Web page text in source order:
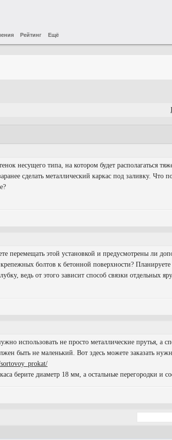
Рейтинг Ещё
несущего типа, на котором будет располагаться
сделать металлический каркас под заливку. Что
перемещать этой установкой и предусмотрены ли
болтов к бетонной поверхности?
ведь от этого зависит способ связки отдельных
использовать не просто металлические прутья, а
быть не маленький. Вот здесь можете заказать
берите диаметр 18 мм, а остальные перегородки и